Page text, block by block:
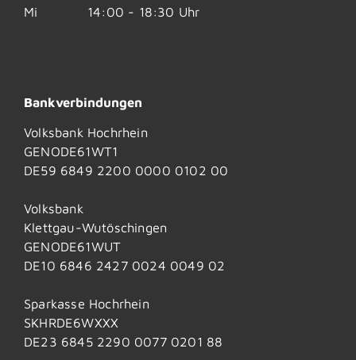
Mi
14:00 - 18:30 Uhr
Bankverbindungen
Volksbank Hochrhein
GENODE61WT1
DE59 6849 2200 0000 0102 00
Volksbank
Klettgau-Wutöschingen
GENODE61WUT
DE10 6846 2427 0024 0049 02
Sparkasse Hochrhein
SKHRDE6WXXX
DE23 6845 2290 0077 0201 88